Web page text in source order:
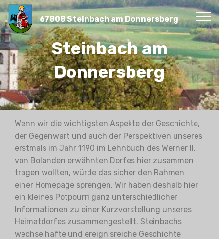
67808 Steinbach am Donnersberg
Steinbach am
Donnersberg
Wenn wir die wichtigsten Aspekte der Geschichte,
der Gegenwart und auch der Perspektiven unseres
erstmals im Jahr 1190 im Lehnbuch des Werner II.
von Bolanden erwähnten Dorfes hier zusammen
tragen wollten, würde das sicher den Rahmen
einer Homepage sprengen. Wir haben deshalb hier
ein kleines Potpourri ganz unterschiedlicher
Informationen zu einer Kurzvorstellung unseres
Heimatdorfes zusammengestellt. Steinbachs
wechselhafte und ereignisreiche Geschichte